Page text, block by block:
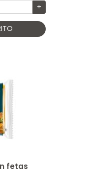
+
fetas